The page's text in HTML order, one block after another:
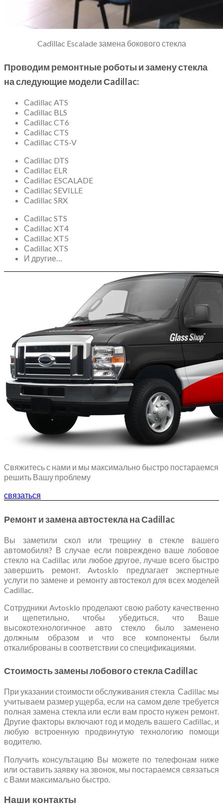
Cadillac Escalade замена бокового стекла
Проводим ремонтные роботы и замену стекла
на следующие модели Сadillac:
Сadillac ATS
Сadillac BLS
Сadillac CT6
Сadillac CTS
Сadillac CTS-V
Сadillac DTS
Сadillac ELR
Сadillac ESCALADE
Сadillac SEVILLE
Сadillac SRX
Сadillac STS
Сadillac XT4
Сadillac XT5
Сadillac XTS
И другие…
Свяжитесь с нами и мы максимально быстро постараемся
решить Вашу проблему
связаться
Ремонт и замена автостекла на Сadillac
Вы заметили скол или трещину в стекле вашего
автомобиля? В случае если повреждено ваше лобовое
стекло на Cadillac или любое другое, лучше всего быстро
завершить ремонт. Avtosklo предлагает экспертные
услуги по замене и ремонту автостекол для всех моделей
Cadillac.
Сотрудники Avtosklo проделают свою работу качественно
и щепетильно, чтобы убедиться, что Ваше
высокотехнологичное авто стекло было заменено
должным образом и что все компоненты были
откалиброваны в соответствии со спецификациями.
Стоимость замены лобового стекла Сadillac
При указании стоимости обслуживания стекла Сadillac мы
учитываем размер ущерба, если на самом деле требуется
полная замена стекла или если вам просто нужен ремонт.
Другие факторы включают год и модель вашего Cadillac, и
любую встроенную продвинутую технологию помощи
водителю.
Получить консультацию Вы можете по телефонам ниже
или оставить заявку на звонок, мы постараемся связаться
с Вами максимально быстро.
Наши контакты